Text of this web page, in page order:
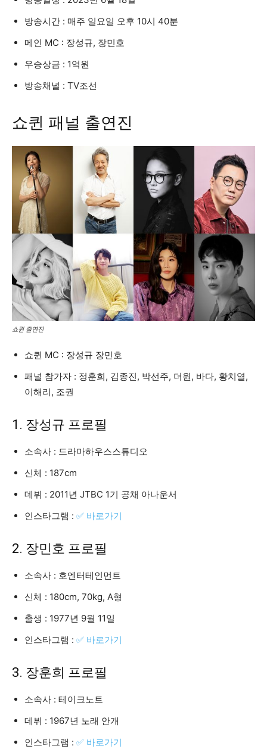
방송시간 : 매주 일요일 오후 10시 40분
메인 MC : 장성규, 장민호
우승상금 : 1억원
방송채널 : TV조선
쇼퀸 패널 출연진
쇼퀸 출연진
쇼퀸 MC : 장성규 장민호
패널 참가자 : 정훈희, 김종진, 박선주, 더원, 바다, 황치열,
이해리, 조권
1. 장성규 프로필
소속사 : 드라마하우스스튜디오
신체 : 187cm
데뷔 : 2011년 JTBC 1기 공채 아나운서
인스타그램 : ✅ 바로가기
2. 장민호 프로필
소속사 : 호엔터테인먼트
신체 : 180cm, 70kg, A형
출생 : 1977년 9월 11일
인스타그램 : ✅ 바로가기
3. 장훈희 프로필
소속사 : 테이크노트
데뷔 : 1967년 노래 안개
인스타그램 : ✅ 바로가기